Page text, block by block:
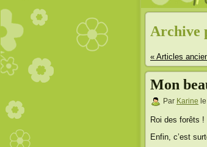
Archive
« Articles
Mon
Par Karine
Roi des forêts !
Enfin, c’est